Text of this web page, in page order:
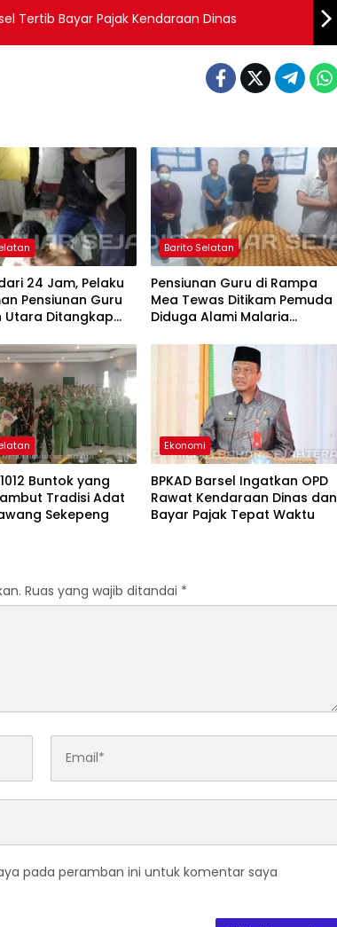
Tertib Bayar Pajak Kendaraan Dinas
24 Jam, Pelaku
Pensiunan Guru
Utara Ditangkap
Barito Selatan
Pensiunan Guru di Rampa
Mea Tewas Ditikam Pemuda
Diduga Alami Malaria
Buntok yang
Tradisi Adat
Sekepeng
Ekonomi
BPKAD Barsel Ingatkan OPD
Rawat Kendaraan Dinas dan
Bayar Pajak Tepat Waktu
Ruas yang wajib ditandai *
pada peramban ini untuk komentar saya